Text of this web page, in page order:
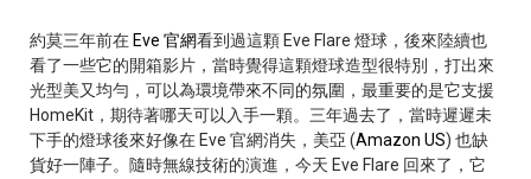
約莫三年前在 Eve 官網看到過這顆 Eve Flare 燈球，後來陸續也
看了一些它的開箱影片，當時覺得這顆燈球造型很特別，打出來
光型美又均勻，可以為環境帶來不同的氛圍，最重要的是它支援
HomeKit，期待著哪天可以入手一顆。三年過去了，當時遲遲未
下手的燈球後來好像在 Eve 官網消失，美亞 (Amazon US) 也缺
貨好一陣子。隨時無線技術的演進，今天 Eve Flare 回來了，它